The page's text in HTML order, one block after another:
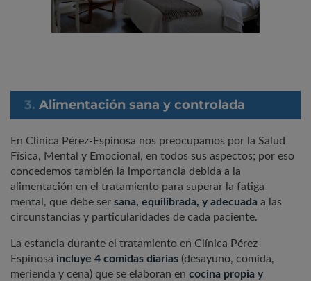
3. Alimentación sana y controlada
En Clínica Pérez-Espinosa nos preocupamos por la Salud
Física, Mental y Emocional, en todos sus aspectos; por eso
concedemos también la importancia debida a la
alimentación en el tratamiento para superar la fatiga
mental, que debe ser sana, equilibrada, y adecuada a las
circunstancias y particularidades de cada paciente.
La estancia durante el tratamiento en Clínica Pérez-
Espinosa incluye 4 comidas diarias (desayuno, comida,
merienda y cena) que se elaboran en cocina propia y